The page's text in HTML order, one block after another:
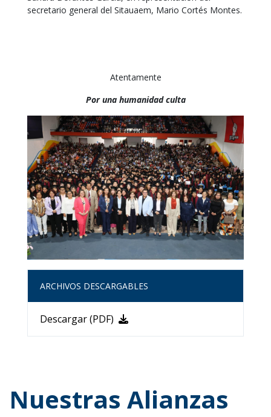
secretario general del Sitauaem, Mario Cortés Montes.
Atentamente
Por una humanidad culta
ARCHIVOS DESCARGABLES
Descargar (PDF)
Nuestras Alianzas